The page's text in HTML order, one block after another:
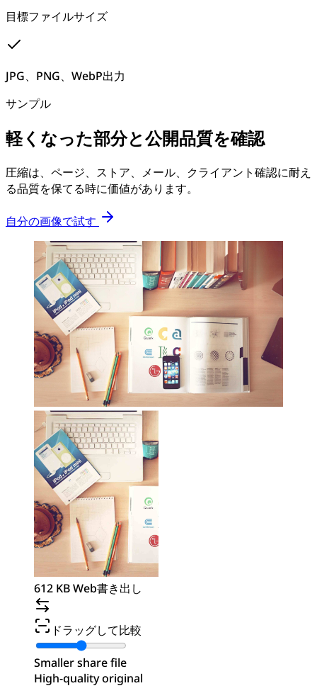
目標ファイルサイズ
JPG、PNG、WebP出力
サンプル
軽くなった部分と公開品質を確認
圧縮は、ページ、ストア、メール、クライアント確認に耐え
る品質を保てる時に価値があります。
自分の画像で試す
612 KB Web書き出し
ドラッグして比較
Smaller share file
High-quality original